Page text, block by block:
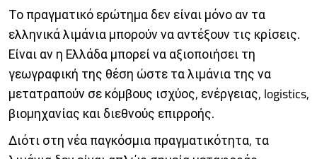
Το πραγματικό ερώτημα δεν είναι μόνο αν τα
ελληνικά λιμάνια μπορούν να αντέξουν τις κρίσεις.
Είναι αν η Ελλάδα μπορεί να αξιοποιήσει τη
γεωγραφική της θέση ώστε τα λιμάνια της να
μετατραπούν σε κόμβους ισχύος, ενέργειας, logistics,
βιομηχανίας και διεθνούς επιρροής.
Διότι στη νέα παγκόσμια πραγματικότητα, τα